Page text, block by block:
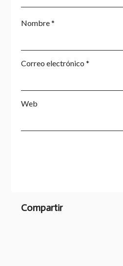
Nombre*
Correo electrónico *
Web
Compartir